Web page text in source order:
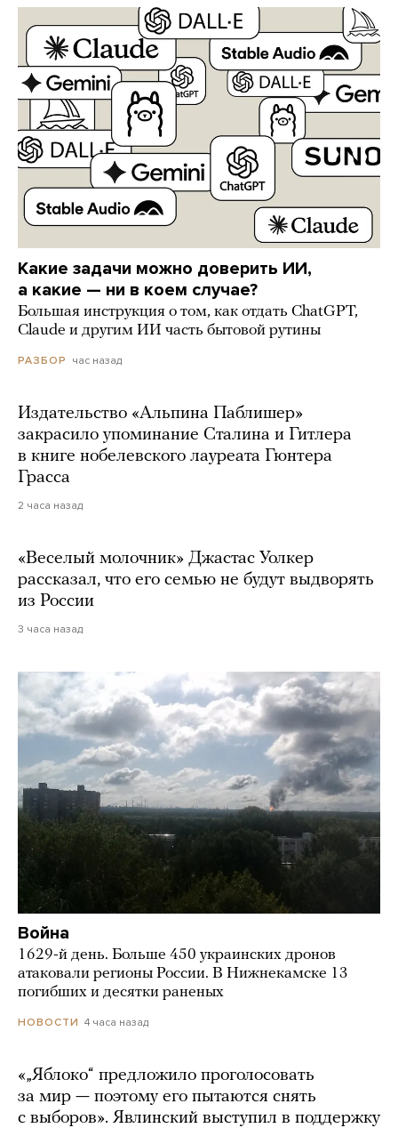
Какие задачи можно доверить ИИ,
а какие — ни в коем случае?
Большая инструкция о том, как отдать ChatGPT,
Claude и другим ИИ часть бытовой рутины
РАЗБОР час назад
Издательство «Альпина Паблишер»
закрасило упоминание Сталина и Гитлера
в книге нобелевского лауреата Гюнтера
Грасса
2 часа назад
«Веселый молочник» Джастас Уолкер
рассказал, что его семью не будут выдворять
из России
3 часа назад
Война
1629-й день. Больше 450 украинских дронов
атаковали регионы России. В Нижнекамске 13
погибших и десятки раненых
НОВОСТИ 4 часа назад
«„Яблоко“ предложило проголосовать
за мир — поэтому его пытаются снять
с выборов». Явлинский выступил в поддержку